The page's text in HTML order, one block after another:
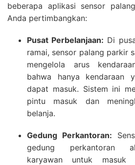
beberapa aplikasi sensor
Anda pertimbangkan:
Pusat Perbelanjaan: Di
ramai, sensor palang parkir
mengelola arus
bahwa hanya kendaraan
dapat masuk. Sistem ini
pintu masuk dan
belanja.
Gedung Perkantoran:
gedung perkantoran
karyawan untuk